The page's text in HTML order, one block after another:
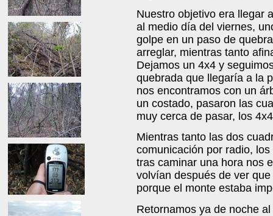
Nuestro objetivo era llegar
al medio día del viernes,
golpe en un paso de
arreglar, mientras tanto
Dejamos un 4x4 y
quebrada que llegaría a la
nos encontramos con un
un costado, pasaron las
muy cerca de pasar, los
Mientras tanto las dos
comunicación por radio,
tras caminar una hora nos
volvían después de ver
porque el monte estaba
Retornamos ya de noche